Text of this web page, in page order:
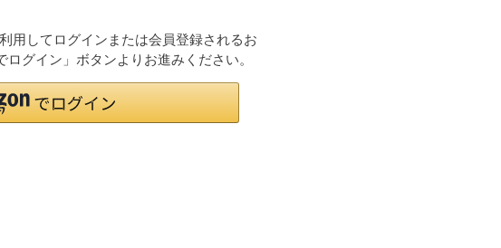
用してログインまたは会員登録されるお
グイン」ボタンよりお進みください。